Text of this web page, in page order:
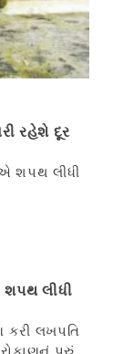
રહેશે દૂર
શપથ લીધી